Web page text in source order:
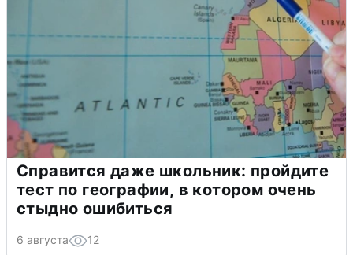
Справится даже школьник: пройдите
тест по географии, в котором очень
стыдно ошибиться
6 августа 12